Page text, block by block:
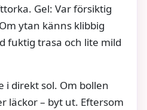
Gel: Var försiktig
ytan känns klibbig
fuktig trasa och lite mild
i direkt sol. Om bollen
läckor – byt ut. Eftersom